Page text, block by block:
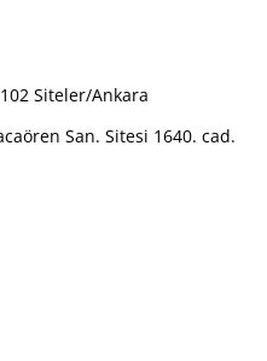
Siteler/Ankara
San. Sitesi 1640. cad.